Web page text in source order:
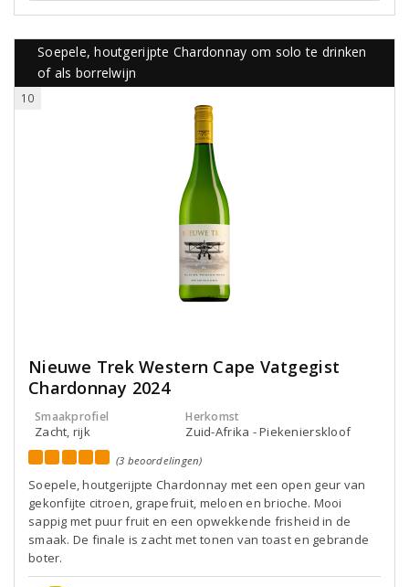
Soepele, houtgerijpte Chardonnay om solo te drinken
of als borrelwijn
10
Nieuwe Trek Western Cape Vatgegist
Chardonnay 2024
Smaakprofiel
Zacht, rijk
Herkomst
Zuid-Afrika - Piekenierskloof
(3 beoordelingen)
Soepele, houtgerijpte Chardonnay met een open geur van
gekonfijte citroen, grapefruit, meloen en brioche. Mooi
sappig met puur fruit en een opwekkende frisheid in de
smaak. De finale is zacht met tonen van toast en gebrande
boter.